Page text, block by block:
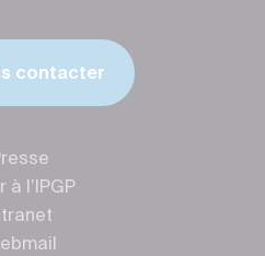
contacter
à l’IPGP